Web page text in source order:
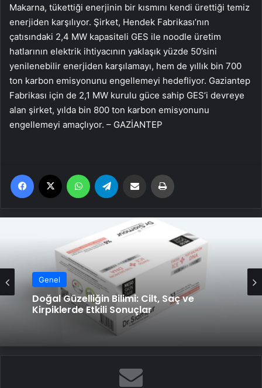
Makarna, tükettiği enerjinin bir kısmını kendi ürettiği temiz
enerjiden karşılıyor. Şirket, Hendek Fabrikası’nın
çatısındaki 2,4 MW kapasiteli GES ile noodle üretim
hatlarının elektrik ihtiyacının yaklaşık yüzde 50’sini
yenilenebilir enerjiden karşılamayı, hem de yıllık bin 700
ton karbon emisyonunu engellemeyi hedefliyor. Gaziantep
Fabrikası için de 2,1 MW kurulu güce sahip GES’i devreye
alan şirket, yılda bin 800 ton karbon emisyonunu
engellemeyi amaçlıyor. – GAZİANTEP
Facebook WhatsApp Email'den paylaş
Genel
Kirpiklerde Etkili Sonuçlar
Genel
Datahost İle Güvenilir Sunucu Hizmetleri